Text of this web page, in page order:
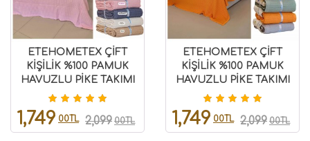
ETEHOMETEX ÇİFT
KİŞİLİK %100 PAMUK
HAVUZLU PİKE TAKIMI
PEMBE 8696474232100
1,749 00TL 2,099 00TL
ETEHOMETEX ÇİFT
KİŞİLİK %100 PAMUK
HAVUZLU PİKE TAKIMI
TURUNCU 8696474232074
1,749 00TL 2,099 00TL